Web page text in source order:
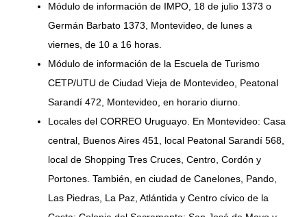
Módulo de información de IMPO, 18 de julio 1373 o
Germán Barbato 1373, Montevideo, de lunes a
viernes, de 10 a 16 horas.
Módulo de información de la Escuela de Turismo
CETP/UTU de Ciudad Vieja de Montevideo, Peatonal
Sarandí 472, Montevideo, en horario diurno.
Locales del CORREO Uruguayo. En Montevideo: Casa
central, Buenos Aires 451, local Peatonal Sarandí 568,
local de Shopping Tres Cruces, Centro, Cordón y
Portones. También, en ciudad de Canelones, Pando,
Las Piedras, La Paz, Atlántida y Centro cívico de la